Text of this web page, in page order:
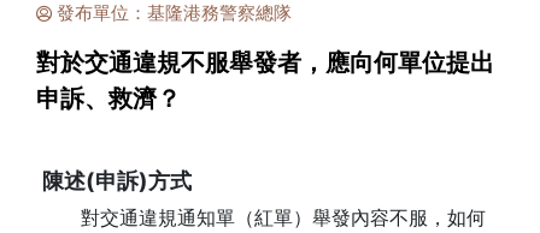
發布單位：基隆港務警察總隊
對於交通違規不服舉發者，應向何單位提出
申訴、救濟？
陳述(申訴)方式
對交通違規通知單（紅單）舉發內容不服，如何